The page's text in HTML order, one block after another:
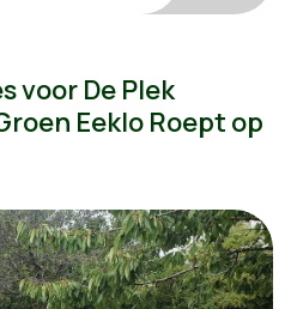
voor De Plek
Eeklo Roept op